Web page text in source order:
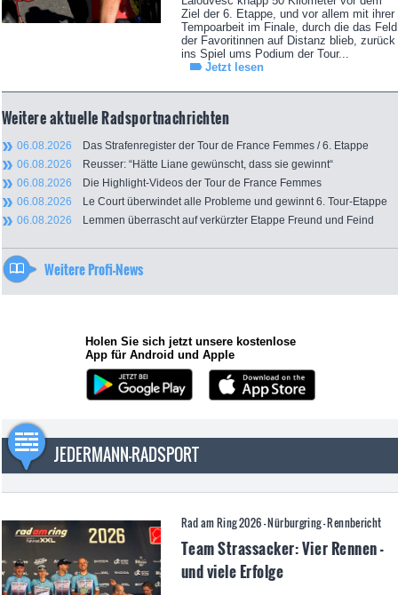
Ziel der 6. Etappe, und vor allem mit ihrer
Tempoarbeit im Finale, durch die das Feld
der Favoritinnen auf Distanz blieb, zurück
ins Spiel ums Podium der Tour...
Jetzt lesen
Weitere aktuelle Radsportnachrichten
06.08.2026 Das Strafenregister der Tour de France Femmes / 6. Etappe
06.08.2026 Reusser: “Hätte Liane gewünscht, dass sie gewinnt“
06.08.2026 Die Highlight-Videos der Tour de France Femmes
06.08.2026 Le Court überwindet alle Probleme und gewinnt 6. Tour-Etappe
06.08.2026 Lemmen überrascht auf verkürzter Etappe Freund und Feind
Weitere Profi-News
Holen Sie sich jetzt unsere kostenlose
App für Android und Apple
JEDERMANN-RADSPORT
Rad am Ring 2026 - Nürburgring - Rennbericht
Team Strassacker: Vier Rennen -
und viele Erfolge